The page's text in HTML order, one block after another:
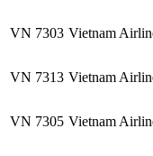
VN 7303 Vietnam
VN 7313 Vietnam
VN 7305 Vietnam